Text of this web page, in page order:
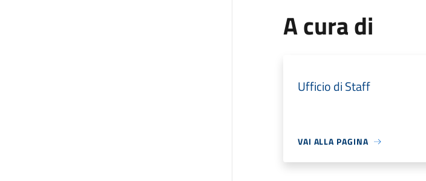
A cura di
Ufficio di Staff
VAI ALLA PAGINA